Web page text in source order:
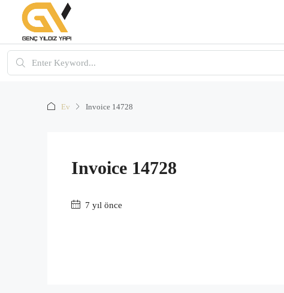
Ev Invoice 14728
Invoice 14728
7 yıl önce